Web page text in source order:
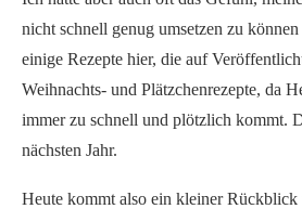
nicht schnell genug umsetzen zu
einige Rezepte hier, die auf
Weihnachts- und Plätzchenrezepte, da
immer zu schnell und plötzlich kommt.
nächsten Jahr.
Heute kommt also ein kleiner Rückblick